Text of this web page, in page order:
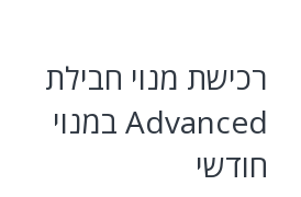
רכישת מנוי חבילת
Advanced במנוי
חודשי